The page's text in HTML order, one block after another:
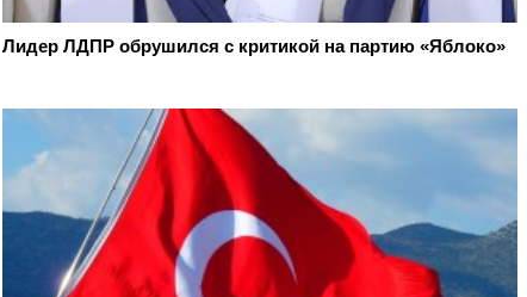
Лидер ЛДПР обрушился с критикой на партию «Яблоко»